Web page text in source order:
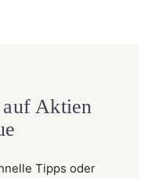
Aktien
Tipps oder